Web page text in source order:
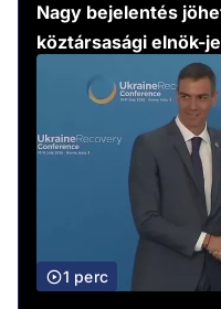
Nagy bejelentés
köztársasági elnök-
1 perc